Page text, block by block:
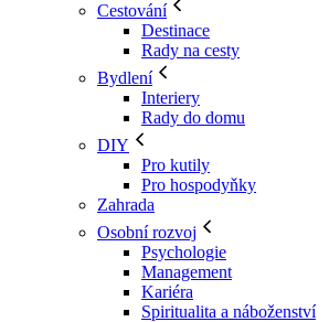
Cestování
Destinace
Rady na cesty
Bydlení
Interiery
Rady do domu
DIY
Pro kutily
Pro hospodyňky
Zahrada
Osobní rozvoj
Psychologie
Management
Kariéra
Spiritualita a náboženství